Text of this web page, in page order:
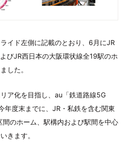
イド左側に記載のとおり、6月にJR
びJR西日本の大阪環状線全19駅のホ
した。
ア化を目指し、au「鉄道路線5G
年度末までに、JR・私鉄を含む関東
のホーム、駅構内および駅間を中心
きます。